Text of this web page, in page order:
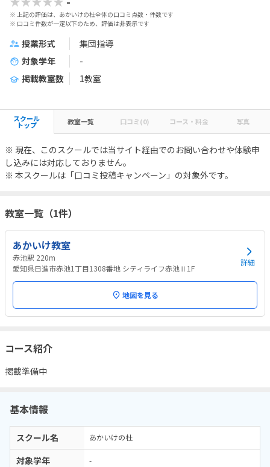
※ 上記の評価は、あかいけの杜全体の口コミ点数・件数です
※ 口コミ件数が一定以下のため、評価は非表示です
授業形式
集団指導
対象学年
-
掲載教室数
1教室
スクール
トップ 教室一覧 口コミ(0) コース・料金 写真
※ 現在、このスクールでは当サイト経由でのお問い合わせや体験申
し込みには対応しておりません。
※ 本スクールは「口コミ投稿キャンペーン」の対象外です。
教室一覧（1件）
あかいけ教室
赤池駅 220m
愛知県日進市赤池1丁目1308番地 シティライフ赤池Ⅱ1F
詳細
地図を見る
コース紹介
掲載準備中
基本情報
スクール名 あかいけの杜
対象学年 -